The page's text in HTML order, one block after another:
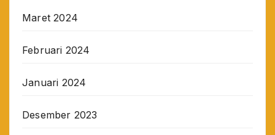
Maret 2024
Februari 2024
Januari 2024
Desember 2023